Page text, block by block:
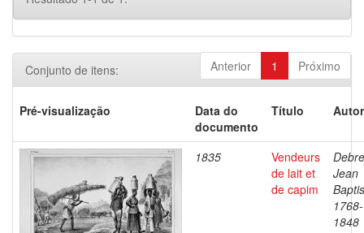
Anterior 1 Próximo
Conjunto de itens:
Pré-visualização
Data do
documento
Título
1835
Vendeurs
de lait et
de capim
Jean
1768-
1848